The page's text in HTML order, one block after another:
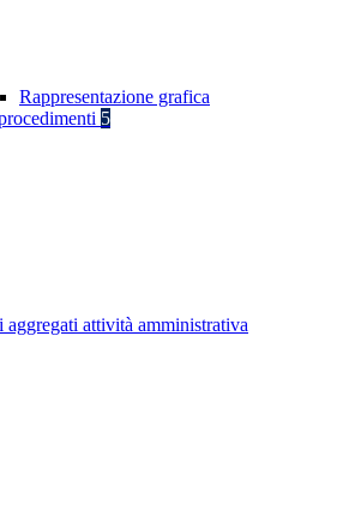
Rappresentazione grafica
5
aggregati attività amministrativa